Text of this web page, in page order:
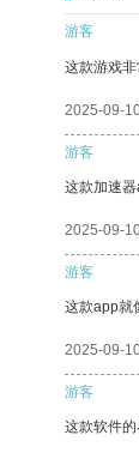
游客
这款游戏非
2025-09-
游客
这款加速
2025-09-
游客
这款app就
2025-09-
游客
这款软件的